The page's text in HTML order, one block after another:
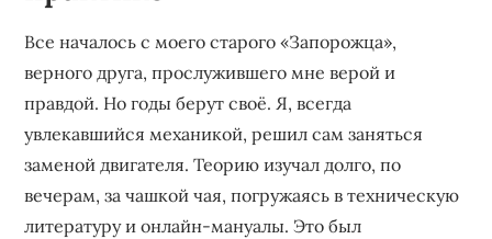
Все началось с моего старого «Запорожца»,
верного друга, прослужившего мне верой и
правдой. Но годы берут своё. Я, всегда
увлекавшийся механикой, решил сам заняться
заменой двигателя. Теорию изучал долго, по
вечерам, за чашкой чая, погружаясь в техническую
литературу и онлайн-мануалы. Это был